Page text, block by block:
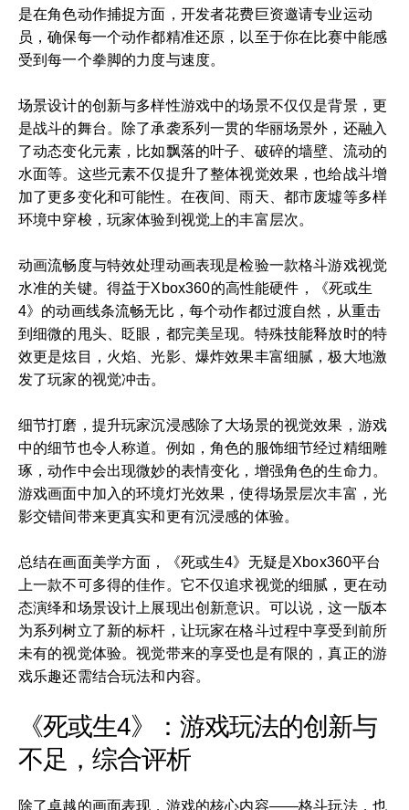
是在角色动作捕捉方面，开发者花费巨资邀请专业运动
员，确保每一个动作都精准还原，以至于你在比赛中能感
受到每一个拳脚的力度与速度。
场景设计的创新与多样性游戏中的场景不仅仅是背景，更
是战斗的舞台。除了承袭系列一贯的华丽场景外，还融入
了动态变化元素，比如飘落的叶子、破碎的墙壁、流动的
水面等。这些元素不仅提升了整体视觉效果，也给战斗增
加了更多变化和可能性。在夜间、雨天、都市废墟等多样
环境中穿梭，玩家体验到视觉上的丰富层次。
动画流畅度与特效处理动画表现是检验一款格斗游戏视觉
水准的关键。得益于Xbox360的高性能硬件，《死或生
4》的动画线条流畅无比，每个动作都过渡自然，从重击
到细微的甩头、眨眼，都完美呈现。特殊技能释放时的特
效更是炫目，火焰、光影、爆炸效果丰富细腻，极大地激
发了玩家的视觉冲击。
细节打磨，提升玩家沉浸感除了大场景的视觉效果，游戏
中的细节也令人称道。例如，角色的服饰细节经过精细雕
琢，动作中会出现微妙的表情变化，增强角色的生命力。
游戏画面中加入的环境灯光效果，使得场景层次丰富，光
影交错间带来更真实和更有沉浸感的体验。
总结在画面美学方面，《死或生4》无疑是Xbox360平台
上一款不可多得的佳作。它不仅追求视觉的细腻，更在动
态演绎和场景设计上展现出创新意识。可以说，这一版本
为系列树立了新的标杆，让玩家在格斗过程中享受到前所
未有的视觉体验。视觉带来的享受也是有限的，真正的游
戏乐趣还需结合玩法和内容。
《死或生4》：游戏玩法的创新与
不足，综合评析
除了卓越的画面表现，游戏的核心内容——格斗玩法，也